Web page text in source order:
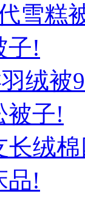
雪糕
子!
绒被
被子!
长绒
品!